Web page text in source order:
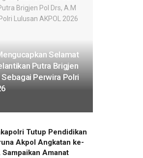
Selamat
Putra Brigjen
Sebagai Perwira Polri
Tutup Pendidikan
Akpol Angkatan ke-
Sampaikan Amanat